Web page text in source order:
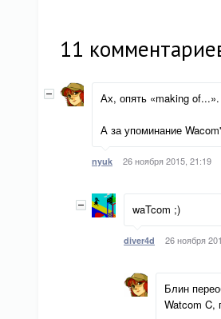
11
Ах, опять «making
А за упоминание
nyuk 26 ноября 2015, 21:19
waTcom ;)
diver4d 26 ноября
Блин
Watcom C,